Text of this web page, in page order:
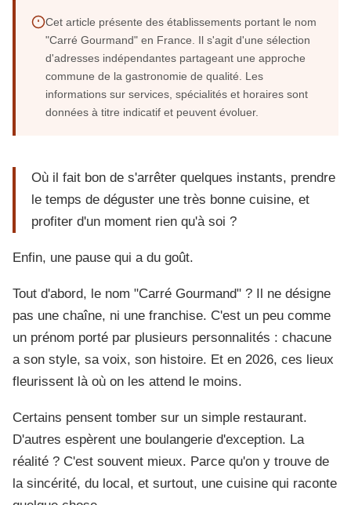
Cet article présente des établissements portant le nom
"Carré Gourmand" en France. Il s'agit d'une sélection
d'adresses indépendantes partageant une approche
commune de la gastronomie de qualité. Les
informations sur services, spécialités et horaires sont
données à titre indicatif et peuvent évoluer.
Où il fait bon de s'arrêter quelques instants, prendre
le temps de déguster une très bonne cuisine, et
profiter d'un moment rien qu'à soi ?
Enfin, une pause qui a du goût.
Tout d'abord, le nom "Carré Gourmand" ? Il ne désigne
pas une chaîne, ni une franchise. C'est un peu comme
un prénom porté par plusieurs personnalités : chacune
a son style, sa voix, son histoire. Et en 2026, ces lieux
fleurissent là où on les attend le moins.
Certains pensent tomber sur un simple restaurant.
D'autres espèrent une boulangerie d'exception. La
réalité ? C'est souvent mieux. Parce qu'on y trouve de
la sincérité, du local, et surtout, une cuisine qui raconte